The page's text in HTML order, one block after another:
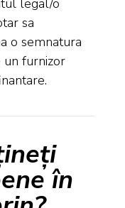
legal/o
sa
o semnatura
un furnizor
în